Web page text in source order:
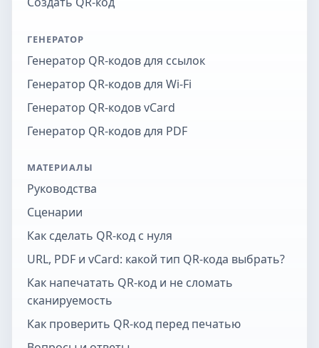
ГЕНЕРАТОР
Генератор QR-кодов для ссылок
Генератор QR-кодов для Wi-Fi
Генератор QR-кодов vCard
Генератор QR-кодов для PDF
МАТЕРИАЛЫ
Руководства
Сценарии
Как сделать QR-код с нуля
URL, PDF и vCard: какой тип QR-кода выбрать?
Как напечатать QR-код и не сломать
сканируемость
Как проверить QR-код перед печатью